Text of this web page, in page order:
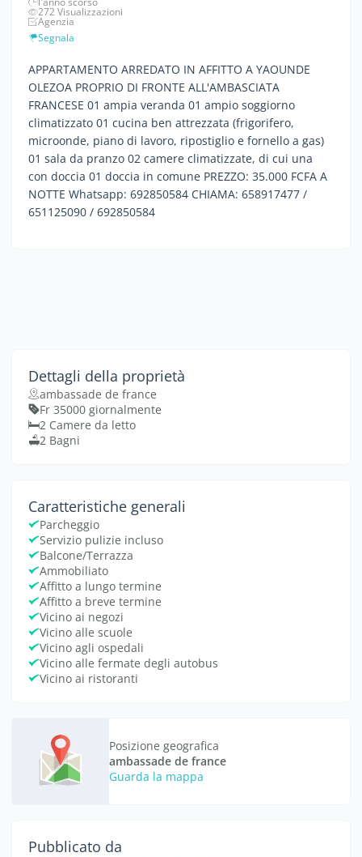
272 Visualizzazioni
Agenzia
Segnala
APPARTAMENTO ARREDATO IN AFFITTO A YAOUNDE
OLEZOA PROPRIO DI FRONTE ALL'AMBASCIATA
FRANCESE 01 ampia veranda 01 ampio soggiorno
climatizzato 01 cucina ben attrezzata (frigorifero,
microonde, piano di lavoro, ripostiglio e fornello a gas)
01 sala da pranzo 02 camere climatizzate, di cui una
con doccia 01 doccia in comune PREZZO: 35.000 FCFA A
NOTTE Whatsapp: 692850584 CHIAMA: 658917477 /
651125090 / 692850584
Dettagli della proprietà
ambassade de france
Fr 35000 giornalmente
2 Camere da letto
2 Bagni
Caratteristiche generali
Parcheggio
Servizio pulizie incluso
Balcone/Terrazza
Ammobiliato
Affitto a lungo termine
Affitto a breve termine
Vicino ai negozi
Vicino alle scuole
Vicino agli ospedali
Vicino alle fermate degli autobus
Vicino ai ristoranti
Posizione geografica
ambassade de france
Guarda la mappa
Pubblicato da